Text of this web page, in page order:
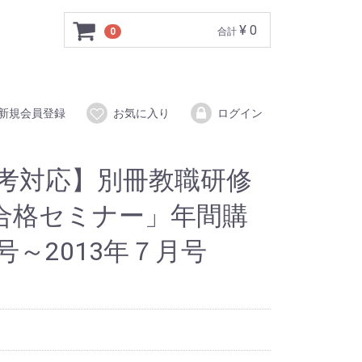
0 合計 ¥ 0
規会員登録 お気に入り ログイン
対応】別冊教職研修
格セミナー」年間購
～2013年７月号